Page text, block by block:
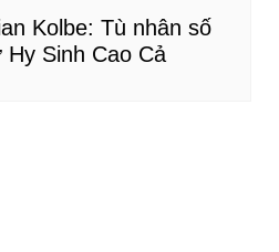
Kolbe: Tù nhân số
Hy Sinh Cao Cả